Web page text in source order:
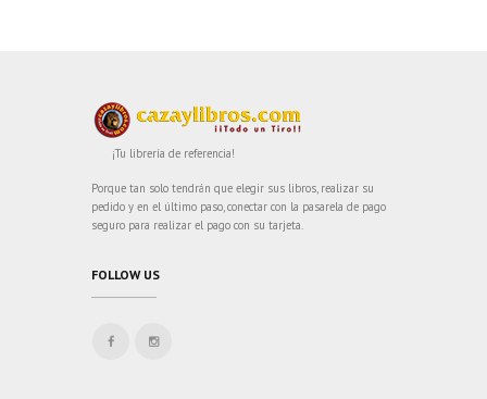
¡Tu librería de referencia!
Porque tan solo tendrán que elegir sus libros, realizar su
pedido y en el último paso, conectar con la pasarela de pago
seguro para realizar el pago con su tarjeta.
FOLLOW US